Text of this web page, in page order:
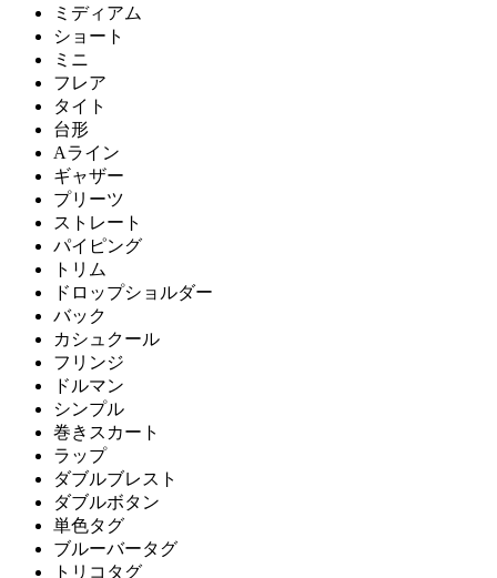
ミディアム
ショート
ミニ
フレア
タイト
台形
Aライン
ギャザー
プリーツ
ストレート
パイピング
トリム
ドロップショルダー
バック
カシュクール
フリンジ
ドルマン
シンプル
巻きスカート
ラップ
ダブルブレスト
ダブルボタン
単色タグ
ブルーバータグ
トリコタグ